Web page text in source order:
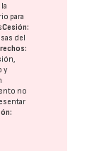
para
Cesión:
del
y
no